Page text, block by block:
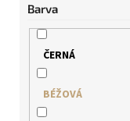
QUO VADIS
RIEKER
s.OLIVER
Barva
ČERNÁ
BÉŽOVÁ